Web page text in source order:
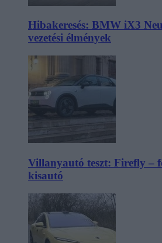
Hibakeresés: BMW iX3
vezetési élmények
Villanyautó teszt: Firefly –
kisautó